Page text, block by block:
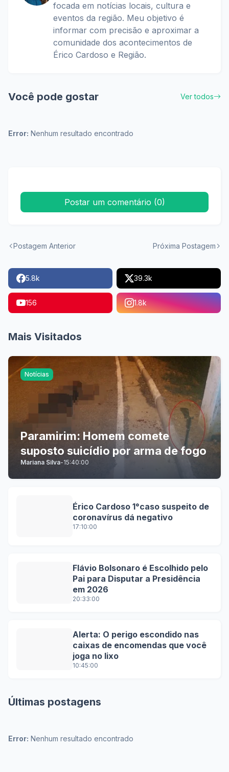
focada em notícias locais, cultura e
eventos da região. Meu objetivo é
informar com precisão e aproximar a
comunidade dos acontecimentos de
Érico Cardoso e Região.
Você pode gostar Ver todos
Error: Nenhum resultado encontrado
Postar um comentário (0)
Postagem Anterior Próxima Postagem
5.8k 39.3k
156 1.8k
Mais Visitados
Notícias
Paramirim: Homem comete
suposto suicídio por arma de fogo
Mariana Silva-15:40:00
Érico Cardoso 1°caso suspeito de
coronavírus dá negativo
17:10:00
Flávio Bolsonaro é Escolhido pelo
Pai para Disputar a Presidência
em 2026
20:33:00
Alerta: O perigo escondido nas
caixas de encomendas que você
joga no lixo
10:45:00
Últimas postagens
Error: Nenhum resultado encontrado